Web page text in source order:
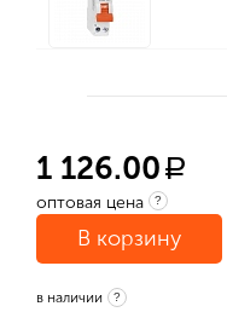
1 126.00 a
оптовая цена ?
В корзину
в наличии ?